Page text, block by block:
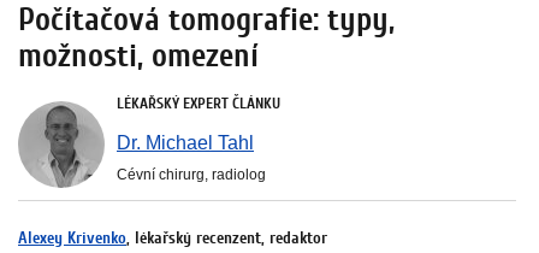
Počítačová tomografie: typy,
možnosti, omezení
LÉKAŘSKÝ EXPERT ČLÁNKU
Dr. Michael Tahl
Cévní chirurg, radiolog
Alexey Krivenko, lékařský recenzent, redaktor